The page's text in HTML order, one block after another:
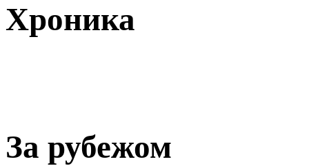
Хроника
За рубежом